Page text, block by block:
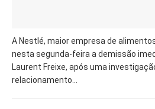
A Nestlé, maior empresa de
nesta segunda-feira a demissão
Laurent Freixe, após uma
relacionamento...